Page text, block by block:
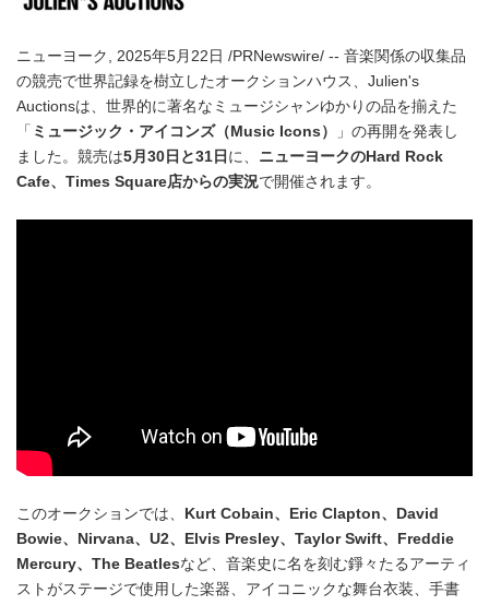
ニューヨーク, 2025年5月22日 /PRNewswire/ -- 音楽関係の収集品
の競売で世界記録を樹立したオークションハウス、Julien's
Auctionsは、世界的に著名なミュージシャンゆかりの品を揃えた
「 ミュージック・アイコンズ（ Music Icons ）
」の再開を発表し
ました。競売は5月 30 日と31 日 に、 ニューヨークの Hard Rock
Cafe、 Times Square店からの実況で開催されます。
このオークションでは、 Kurt Cobain、 Eric Clapton、
David
Bowie、 Nirvana、 U2、 Elvis Presley、 Taylor Swift、
Freddie
Mercury、 The Beatlesなど、音楽史に名を刻む錚々たるアーティ
ストがステージで使用した楽器、アイコニックな舞台衣装、手書